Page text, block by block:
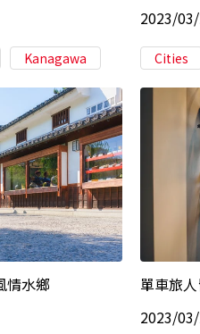
Kanagawa
2023/
Cities
情水鄉
單車旅
2023/